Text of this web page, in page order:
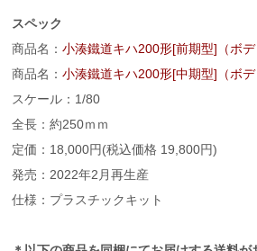
スペック
商品名：小湊鐵道キハ200形[前期型]（ボデ
商品名：小湊鐵道キハ200形[中期型]（ボデ
スケール：1/80
全長：約250ｍｍ
定価：18,000円(税込価格 19,800円)
発売：2022年2月再生産
仕様：プラスチックキット